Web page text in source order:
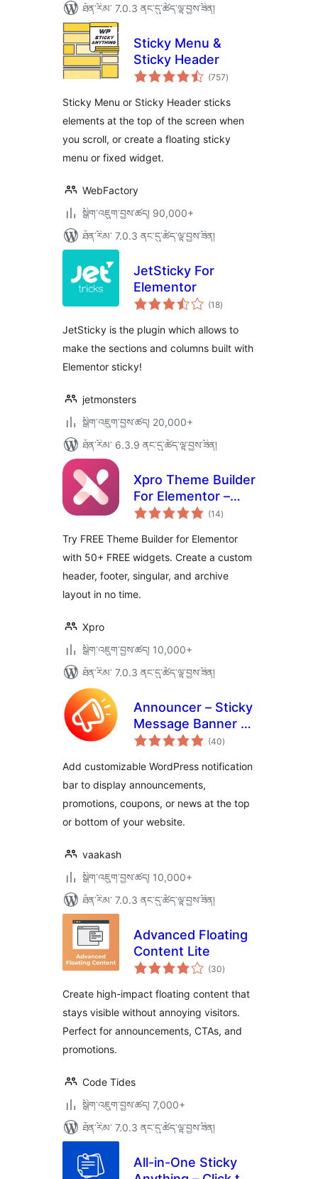
ཐོན་རིམ་ 7.0.3 ནང་དུ་ཚོད་ལྟ་བྱས་ཟིན།
Sticky Menu &
Sticky Header
(757གདེང་
འཇོག་
ཚང་།
)
Sticky Menu or Sticky Header sticks
elements at the top of the screen when
you scroll, or create a floating sticky
menu or fixed widget.
WebFactory
སྒྲིག་འཇུག་བྱས་ཚད། 90,000+
ཐོན་རིམ་ 7.0.3 ནང་དུ་ཚོད་ལྟ་བྱས་ཟིན།
JetSticky For
Elementor
(18གདེང་
འཇོག་
ཚང་།
)
JetSticky is the plugin which allows to
make the sections and columns built with
Elementor sticky!
jetmonsters
སྒྲིག་འཇུག་བྱས་ཚད། 20,000+
ཐོན་རིམ་ 6.3.9 ནང་དུ་ཚོད་ལྟ་བྱས་ཟིན།
Xpro Theme Builder
For Elementor –
FREE
(14གདེང་
འཇོག་
ཚང་།
)
Try FREE Theme Builder for Elementor
with 50+ FREE widgets. Create a custom
header, footer, singular, and archive
layout in no time.
Xpro
སྒྲིག་འཇུག་བྱས་ཚད། 10,000+
ཐོན་རིམ་ 7.0.3 ནང་དུ་ཚོད་ལྟ་བྱས་ཟིན།
Announcer – Sticky
Message Banner &
Notification Bar
(40གདེང་
འཇོག་
ཚང་།
)
Add customizable WordPress notification
bar to display announcements,
promotions, coupons, or news at the top
or bottom of your website.
vaakash
སྒྲིག་འཇུག་བྱས་ཚད། 10,000+
ཐོན་རིམ་ 7.0.3 ནང་དུ་ཚོད་ལྟ་བྱས་ཟིན།
Advanced Floating
Content Lite
(30གདེང་
འཇོག་
ཚང་།
)
Create high-impact floating content that
stays visible without annoying visitors.
Perfect for announcements, CTAs, and
promotions.
Code Tides
སྒྲིག་འཇུག་བྱས་ཚད། 7,000+
ཐོན་རིམ་ 7.0.3 ནང་དུ་ཚོད་ལྟ་བྱས་ཟིན།
All-in-One Sticky